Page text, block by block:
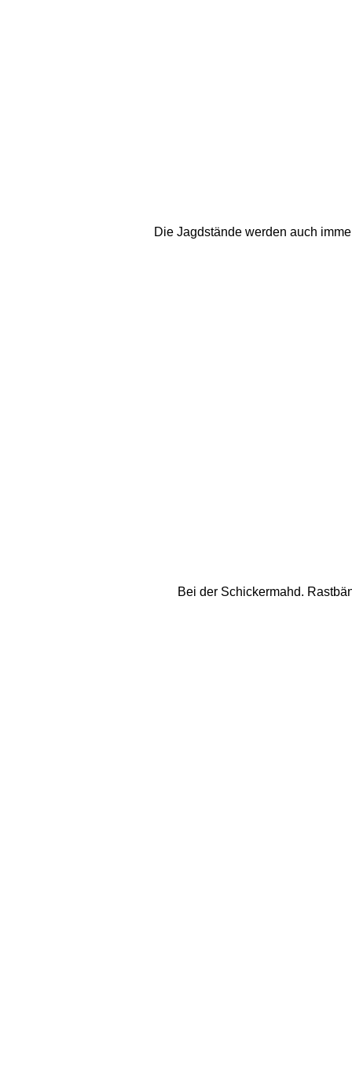
Die Jagdstände werden auch
Bei der Schickermahd.